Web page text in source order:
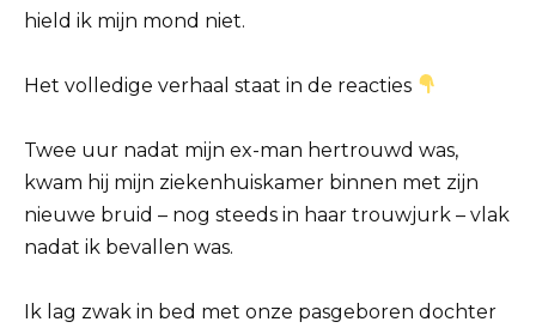
hield ik mijn mond niet.
Het volledige verhaal staat in de reacties
Twee uur nadat mijn ex-man hertrouwd was,
kwam hij mijn ziekenhuiskamer binnen met zijn
nieuwe bruid – nog steeds in haar trouwjurk – vlak
nadat ik bevallen was.
Ik lag zwak in bed met onze pasgeboren dochter